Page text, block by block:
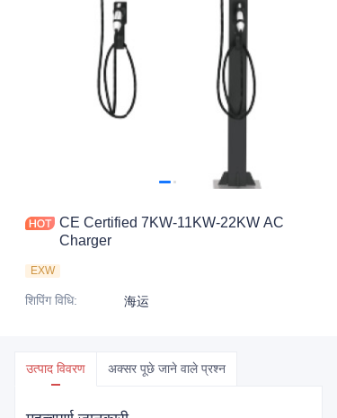
CE Certified 7KW-11KW-22KW AC
Charger
EXW
शिपिंग विधि: 海运
उत्पाद विवरण अक्सर पूछे जाने वाले प्रश्न
समाचार और सहयोग मामले
विनिर्माण आधार और प्रक्रिया